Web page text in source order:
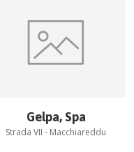
Gelpa, Spa
Strada VII - Macchiareddu